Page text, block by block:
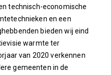
technisch-economische
en een
bieden wij eind
warmte ter
van 2020 verkennen
gemeenten in de